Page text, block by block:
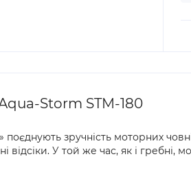
Storm STM-180
поєднують зручність моторних
У той же час, як і гребні,